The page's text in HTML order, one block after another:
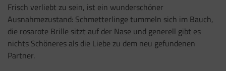
Frisch verliebt zu sein, ist ein wunderschöner
Ausnahmezustand: Schmetterlinge tummeln sich im Bauch,
die rosarote Brille sitzt auf der Nase und generell gibt es
nichts Schöneres als die Liebe zu dem neu gefundenen
Partner.